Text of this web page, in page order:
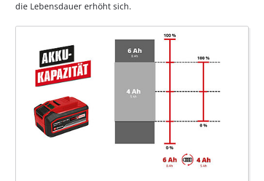
die Lebensdauer erhöht sich.